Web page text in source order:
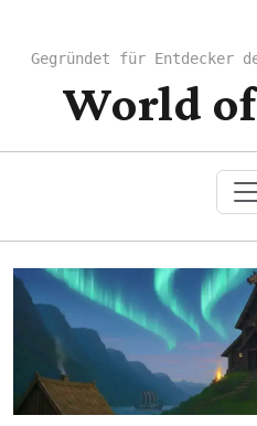
Gegründet für Entdecker
World